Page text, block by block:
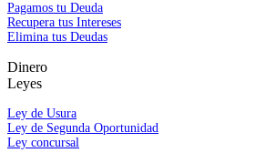
Pagamos tu Deuda
Recupera tus Intereses
Elimina tus Deudas
Dinero
Leyes
Ley de Usura
Ley de Segunda Oportunidad
Ley concursal